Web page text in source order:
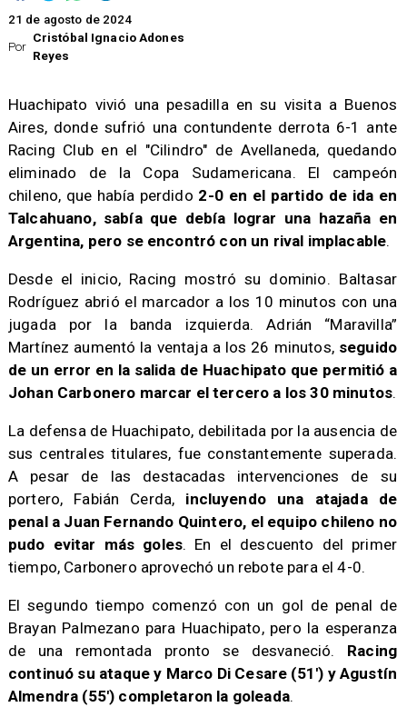
Por
Cristóbal Ignacio Adones
Reyes
21 de agosto de 2024
Huachipato vivió una pesadilla en su visita a Buenos
Aires, donde sufrió una contundente derrota 6-1 ante
Racing Club en el "Cilindro" de Avellaneda, quedando
eliminado de la Copa Sudamericana. El campeón
chileno, que había perdido 2-0 en el partido de ida en
Talcahuano, sabía que debía lograr una hazaña en
Argentina, pero se encontró con un rival implacable.
Desde el inicio, Racing mostró su dominio. Baltasar
Rodríguez abrió el marcador a los 10 minutos con una
jugada por la banda izquierda. Adrián “Maravilla”
Martínez aumentó la ventaja a los 26 minutos, seguido
de un error en la salida de Huachipato que permitió a
Johan Carbonero marcar el tercero a los 30 minutos.
La defensa de Huachipato, debilitada por la ausencia de
sus centrales titulares, fue constantemente superada.
A pesar de las destacadas intervenciones de su
portero, Fabián Cerda, incluyendo una atajada de
penal a Juan Fernando Quintero, el equipo chileno no
pudo evitar más goles. En el descuento del primer
tiempo, Carbonero aprovechó un rebote para el 4-0.
El segundo tiempo comenzó con un gol de penal de
Brayan Palmezano para Huachipato, pero la esperanza
de una remontada pronto se desvaneció. Racing
continuó su ataque y Marco Di Cesare (51') y Agustín
Almendra (55') completaron la goleada.